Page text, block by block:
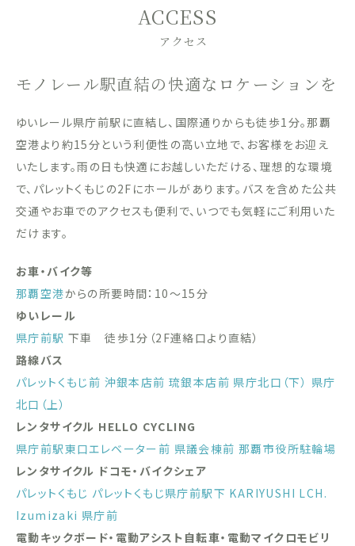
ACCESS
アクセス
モノレール駅直結の快適なロケーションを
ゆいレール県庁前駅に直結し、国際通りからも徒歩1分。那覇
空港より約15分という利便性の高い立地で、お客様をお迎え
いたします。雨の日も快適にお越しいただける、理想的な環境
で、パレットくもじの2Fにホールがあります。バスを含めた公共
交通やお車でのアクセスも便利で、いつでも気軽にご利用いた
だけます。
お車・バイク等
那覇空港からの所要時間：10〜15分
ゆいレール
県庁前駅 下車 徒歩1分（2F連絡口より直結）
路線バス
パレットくもじ前 沖銀本店前 琉銀本店前 県庁北口（下） 県庁
北口（上）
レンタサイクル HELLO CYCLING
県庁前駅東口エレベーター前 県議会棟前 那覇市役所駐輪場
レンタサイクル ドコモ・バイクシェア
パレットくもじ パレットくもじ県庁前駅下 KARIYUSHI LCH.
Izumizaki 県庁前
電動キックボード・電動アシスト自転車・電動マイクロモビリ